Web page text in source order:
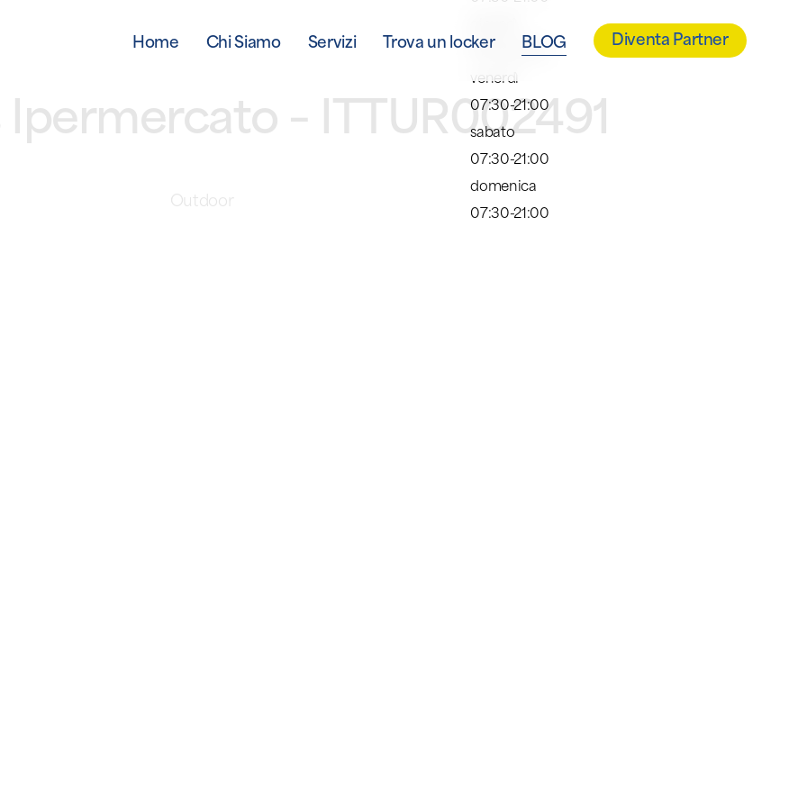
Home Chi Siamo Servizi Trova un locker BLOG Diventa Partner
Ipermercato – ITTUR002491
Outdoor
07:30-21:00
venerdì
07:30-21:00
sabato
07:30-21:00
domenica
07:30-21:00